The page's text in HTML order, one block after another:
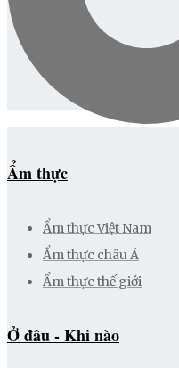
Ẩm thực
Ẩm thực Việt Nam
Ẩm thực châu Á
Ẩm thực thế giới
Ở đâu - Khi nào